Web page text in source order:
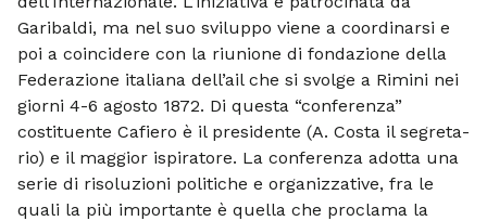
Garibaldi, ma nel suo sviluppo viene a coordinarsi e
poi a coincidere con la riunione di fondazione della
Federazione italiana dell’ail che si svolge a Rimini nei
giorni 4-6 agosto 1872. Di questa “conferenza”
costituente Cafiero è il presidente (A. Costa il segreta­
rio) e il maggior ispiratore. La conferenza adotta una
serie di risoluzioni politiche e organizzative, fra le
quali la più importante è quella che proclama la